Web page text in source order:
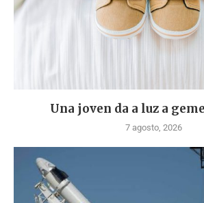
Una joven da a luz a
7 agosto, 2026